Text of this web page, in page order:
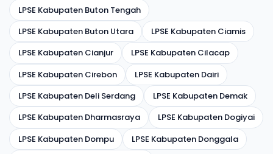
LPSE Kabupaten Buton Tengah
LPSE Kabupaten Buton Utara
LPSE Kabupaten Ciamis
LPSE Kabupaten Cianjur
LPSE Kabupaten Cilacap
LPSE Kabupaten Cirebon
LPSE Kabupaten Dairi
LPSE Kabupaten Deli Serdang
LPSE Kabupaten Demak
LPSE Kabupaten Dharmasraya
LPSE Kabupaten Dogiyai
LPSE Kabupaten Dompu
LPSE Kabupaten Donggala